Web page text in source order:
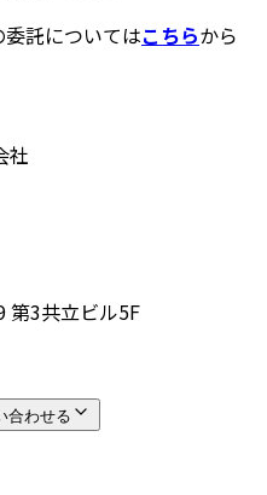
託についてはこちらから
社
第3共立ビル5F
合わせる